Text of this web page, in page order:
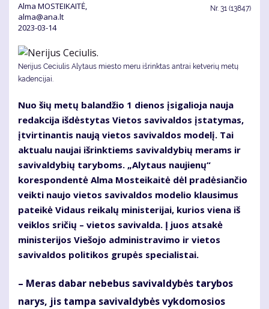
Alma MOSTEIKAITĖ,
alma@ana.lt
2023-03-14
Nr. 31 (13847)
Nerijus Ceciulis Alytaus miesto meru išrinktas antrai ketverių metų
kadencijai.
Nuo šių metų balandžio 1 dienos įsigalioja nauja
redakcija išdėstytas Vietos savivaldos įstatymas,
įtvirtinantis naują vietos savivaldos modelį. Tai
aktualu naujai išrinktiems savivaldybių merams ir
savivaldybių taryboms. „Alytaus naujienų“
korespondentė Alma Mosteikaitė dėl pradėsiančio
veikti naujo vietos savivaldos modelio klausimus
pateikė Vidaus reikalų ministerijai, kurios viena iš
veiklos sričių – vietos savivalda. Į juos atsakė
ministerijos Viešojo administravimo ir vietos
savivaldos politikos grupės specialistai.
– Meras dabar nebebus savivaldybės tarybos
narys, jis tampa savivaldybės vykdomosios